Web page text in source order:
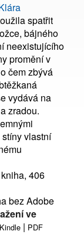
spatřit
bájného
neexistujícího
promění v
čem zbývá
vydává na
zradou.
vlastní
406
bez Adobe
ve
| PDF